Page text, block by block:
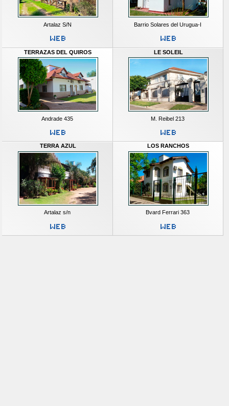
Artalaz S/N Barrio Solares del Urugua-I
TERRAZAS DEL QUIROS
Andrade 435
LE SOLEIL
M. Reibel 213
TERRA AZUL
Artalaz s/n
LOS RANCHOS
Bvard Ferrari 363